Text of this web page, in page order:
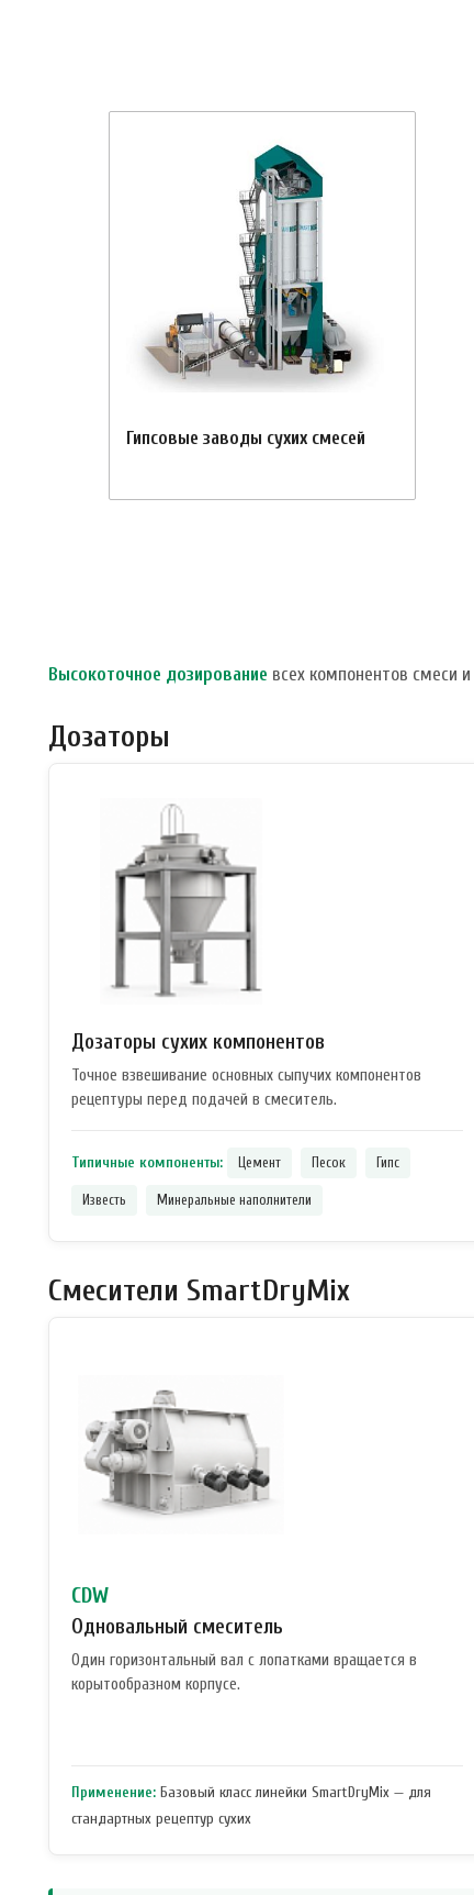
Гипсовые заводы сухих смесей
Высокоточное дозирование всех компонентов смеси и
Дозаторы
Дозаторы сухих компонентов
Точное взвешивание основных сыпучих компонентов
рецептуры перед подачей в смеситель.
Типичные компоненты: Цемент Песок Гипс
Известь Минеральные наполнители
Смесители SmartDryMix
CDW
Одновальный смеситель
Один горизонтальный вал с лопатками вращается в
корытообразном корпусе.
Применение: Базовый класс линейки SmartDryMix — для
стандартных рецептур сухих